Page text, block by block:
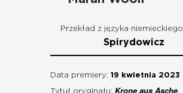
Przekład z języka
Spirydowicz
Data premiery: 19 kwietnia 2023
Tytuł oryginału: Krone aus Asche